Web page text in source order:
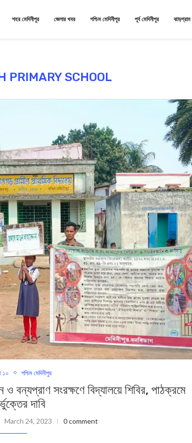
শহর মেদিনীপুর জেলার খবর পশ্চিম মেদিনীপুর পূর্ব মেদিনীপুর ঝাড়গ্রাম
PRIMARY SCHOOL
১০ পশ্চিম মেদিনীপুর
সংরক্ষণে বিদ্যালয়ে শিবির, পাঠক্রমে
দাবি
March 24, 2023 0 comment